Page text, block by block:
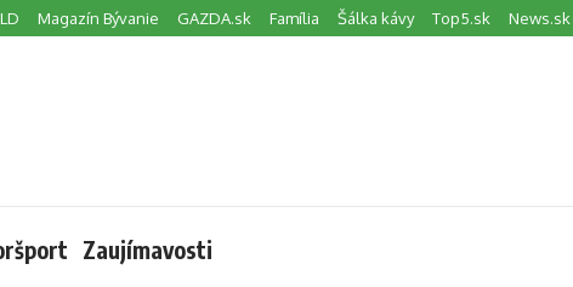
Magazín Bývanie GAZDA.sk Família Šálka kávy Top5.sk News.sk
Zaujímavosti